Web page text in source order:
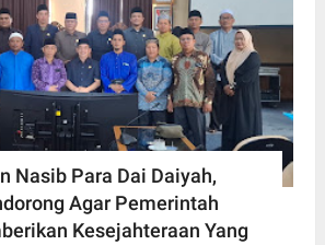
Nasib Para Dai Daiyah,
Agar Pemerintah
Kesejahteraan Yang